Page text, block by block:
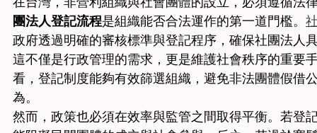
團法人登記流程是組織能否合法運作的第一道門檻。
政府透過明確的審核標準與登記程序，確保社團法人
這不僅是行政管理的需求，更是維護社會秩序的重要
看，登記制度能夠有效篩選組織，避免非法團體假借
為。
然而，政策也必須在效率與監管之間取得平衡。若登